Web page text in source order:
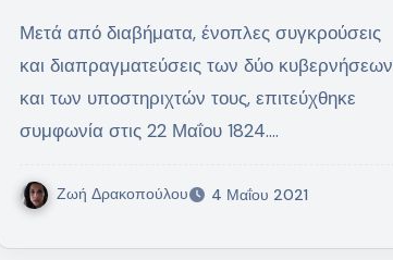
Μετά από διαβήματα, ένοπλες συγκρούσεις
και διαπραγματεύσεις των δύο κυβερνήσεων
και των υποστηριχτών τους, επιτεύχθηκε
συμφωνία στις 22 Μαΐου 1824.…
Ζωή Δρακοπούλου 4 Μαΐου 2021